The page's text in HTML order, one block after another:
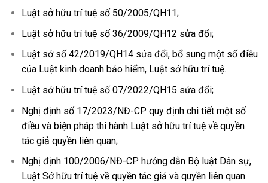
Luật sở hữu trí tuệ số 50/2005/QH11;
Luật sở hữu trí tuệ số 36/2009/QH12 sửa đổi;
Luật sở số 42/2019/QH14 sửa đổi, bổ sung một số điều
của Luật kinh doanh bảo hiểm, Luật sở hữu trí tuệ.
Luật sở hữu trí tuệ số 07/2022/QH15 sửa đổi;
Nghị định số 17/2023/NĐ-CP quy định chi tiết một số
điều và biện pháp thi hành Luật sở hữu trí tuệ về quyền
tác giả quyền liên quan;
Nghị định 100/2006/NĐ-CP hướng dẫn Bộ luật Dân sự,
Luật Sở hữu trí tuệ về quyền tác giả và quyền liên quan